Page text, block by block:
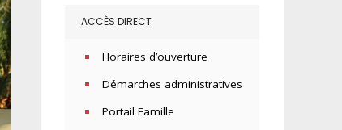
ACCÈS DIRECT
Horaires d’ouverture
Démarches administratives
Portail Famille